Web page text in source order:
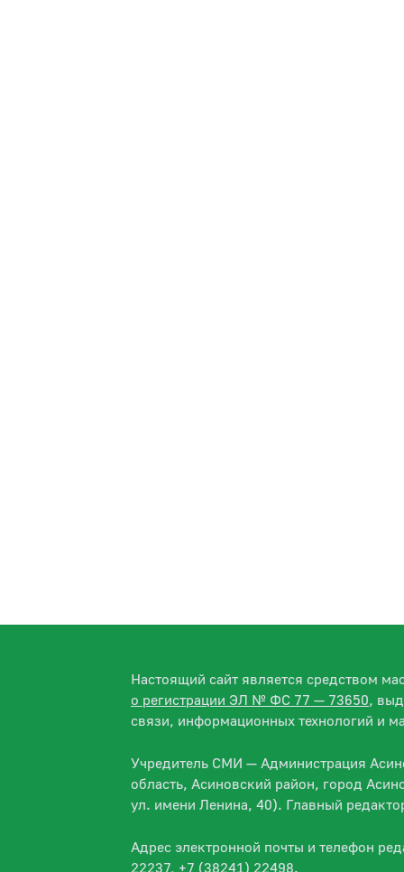
Настоящий сайт является средством
о регистрации ЭЛ № ФС 77 — 73650,
связи, информационных технологий и
Учредитель СМИ — Администрация
область, Асиновский район, город
ул. имени Ленина, 40). Главный
Адрес электронной почты и телефон
22237, +7 (38241) 22498.